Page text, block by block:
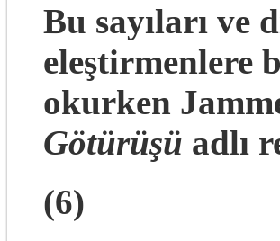
Bu sayıları ve
eleştirmenlere
okurken
Götürüşü adlı
(6)